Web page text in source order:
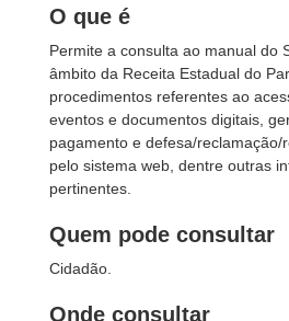
O que é
Permite a consulta ao manual do
âmbito da Receita Estadual do
procedimentos referentes ao
eventos e documentos digitais,
pagamento e defesa/reclamação/
pelo sistema web, dentre outras
pertinentes.
Quem pode consultar
Cidadão.
Onde consultar